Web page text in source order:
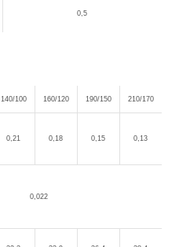
0,5
140/100 160/120 190/150 210/170
0,21 0,18 0,15 0,13
0,022